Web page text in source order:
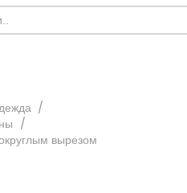
/
/
вырезом